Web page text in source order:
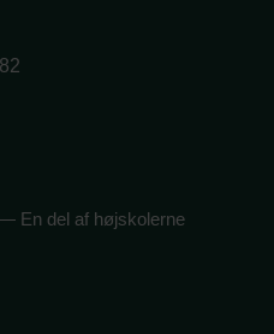
En del af højskolerne